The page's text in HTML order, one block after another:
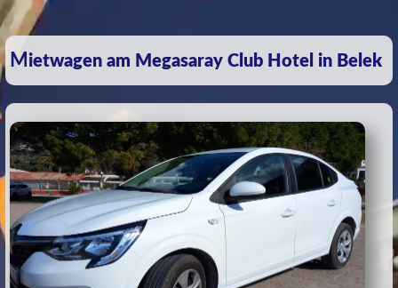
Mietwagen am Megasaray Club Hotel in Belek